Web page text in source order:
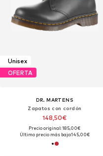
Unisex
OFERTA
DR. MARTENS
Zapatos con cordón
148,50€
Precio original: 185,00€
Último precio más bajo:145,00€